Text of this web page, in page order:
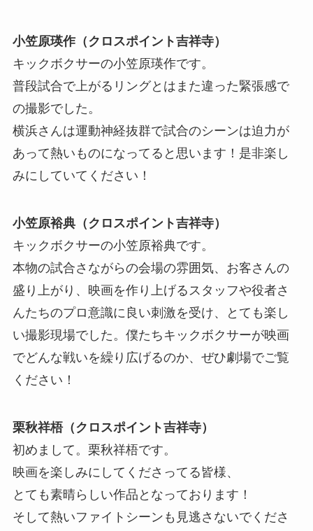
小笠原瑛作（クロスポイント吉祥寺）
キックボクサーの小笠原瑛作です。
普段試合で上がるリングとはまた違った緊張感で
の撮影でした。
横浜さんは運動神経抜群で試合のシーンは迫力が
あって熱いものになってると思います！是非楽し
みにしていてください！
小笠原裕典（クロスポイント吉祥寺）
キックボクサーの小笠原裕典です。
本物の試合さながらの会場の雰囲気、お客さんの
盛り上がり、映画を作り上げるスタッフや役者さ
んたちのプロ意識に良い刺激を受け、とても楽し
い撮影現場でした。僕たちキックボクサーが映画
でどんな戦いを繰り広げるのか、ぜひ劇場でご覧
ください！
栗秋祥梧（クロスポイント吉祥寺）
初めまして。栗秋祥梧です。
映画を楽しみにしてくださってる皆様、
とても素晴らしい作品となっております！
そして熱いファイトシーンも見逃さないでくださ